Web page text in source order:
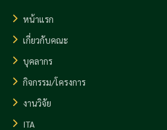
หน้าแรก
เกี่ยวกับคณะ
บุคลากร
กิจกรรม/โครงการ
งานวิจัย
ITA